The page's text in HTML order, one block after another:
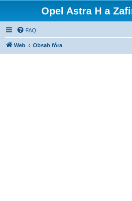
Opel Astra H a
FAQ
Web Obsah fóra